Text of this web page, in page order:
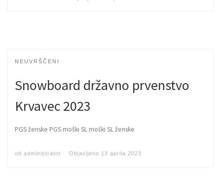
NEUVRŠČENI
Snowboard državno prvenstvo
Krvavec 2023
PGS ženske PGS moški SL moški SL ženske
od administrator Objavljeno 13 aprila 2023